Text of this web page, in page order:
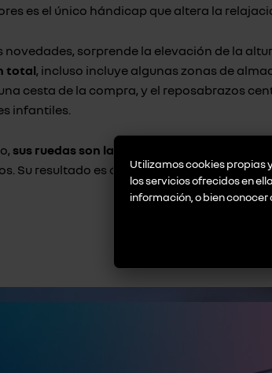
es el único hándicap que altera la
novedades, sorprende la elevación de la
total, incluso incluye algunas zonas de
cesta de la compra, y el reposabrazos
infantiles.
sus ruedas son la innovación más
Su resultado es óptimo y, al viajar, se
Utilizamos cookies propias
los servicios ofrecidos en
información, o bien